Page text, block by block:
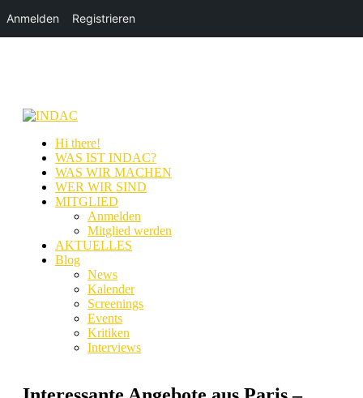
Anmelden Registrieren
Hi there!
WAS IST INDAC?
WAS WIR MACHEN
WER WIR SIND
MITGLIED
Anmelden
Mitglied werden
AKTUELLES
Blog
News
Kalender
Screenings
Events
Kritiken
Interviews